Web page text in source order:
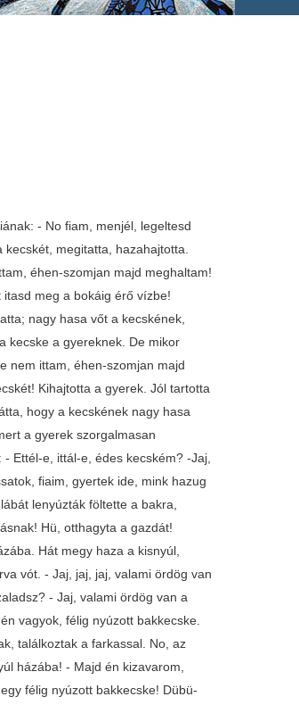
- No fiam, menjél, legeltesd
megitatta, hazahajtotta.
éhen-szomjan majd meghaltam!
meg a bokáig érő vízbe!
nagy hasa vőt a kecskének,
kecske a gyereknek. De mikor
nem ittam, éhen-szomjan majd
Kihajtotta a gyerek. Jól tartotta
hogy a kecskének nagy hasa
a gyerek szorgalmasan
Ettél-e, ittál-e, édes kecském? -Jaj,
fiaim, gyertek ide, mink hazug
lenyúzták föltette a bakra,
Hü, otthagyta a gazdát!
Hát megy haza a kisnyúl,
vót. - Jaj, jaj, jaj, valami ördög van
- Jaj, valami ördög van a
vagyok, félig nyúzott bakkecske.
találkoztak a farkassal. No, az
házába! - Majd én kizavarom,
félig nyúzott bakkecske! Dübü-